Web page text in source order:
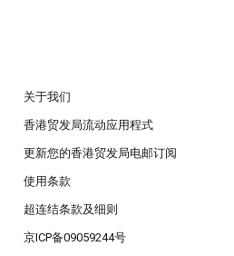
关于我们
香港贸发局流动应用程式
更新您的香港贸发局电邮订阅
使用条款
超连结条款及细则
京ICP备09059244号